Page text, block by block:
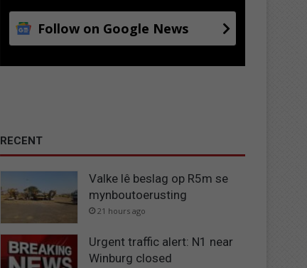
Follow on Google News
RECENT
Valke lê beslag op R5m se
mynboutoerusting
21 hours ago
Urgent traffic alert: N1 near
Winburg closed